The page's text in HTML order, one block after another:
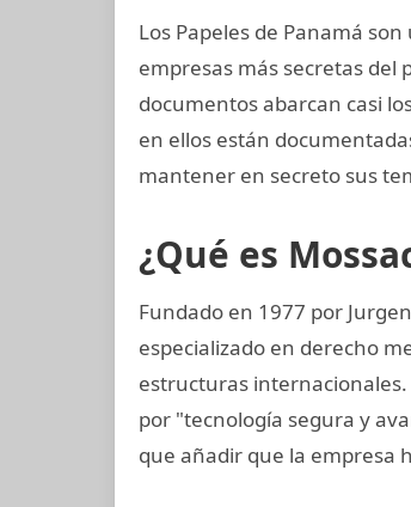
Los Papeles de Panamá
empresas más secretas del
documentos abarcan casi
en ellos están
mantener en secreto sus
¿Qué es
Fundado en 1977 por
especializado en derecho
estructuras
por "tecnología segura y
que añadir que la empresa